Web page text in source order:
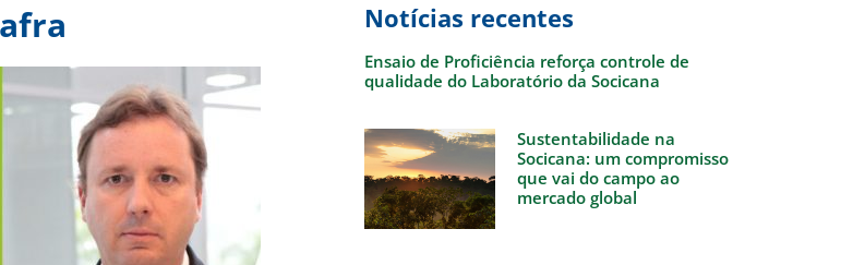
Notícias recentes
Ensaio de Proficiência reforça controle de
qualidade do Laboratório da Socicana
Sustentabilidade na
Socicana: um compromisso
que vai do campo ao
mercado global